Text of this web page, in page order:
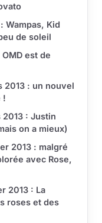
Wampas, Kid
de soleil
est de
2013 : un nouvel
!
2013 : Justin
on a mieux)
2013 : malgré
avec Rose,
2013 : La
roses et des